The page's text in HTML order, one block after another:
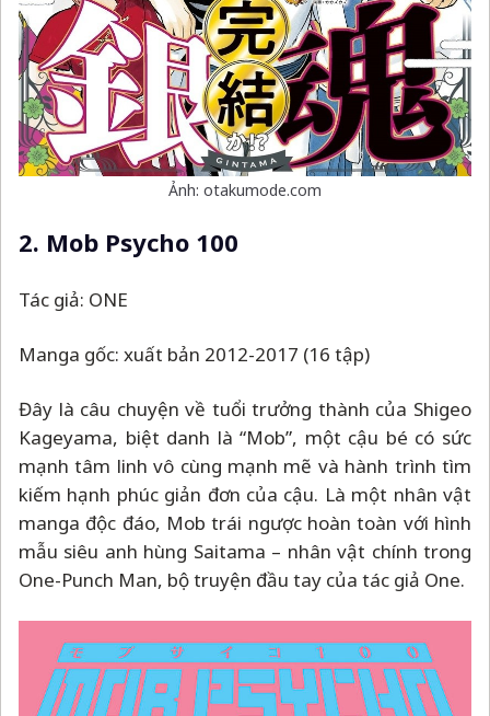
Ảnh: otakumode.com
2. Mob Psycho 100
Tác giả: ONE
Manga gốc: xuất bản 2012-2017 (16 tập)
Đây là câu chuyện về tuổi trưởng thành của Shigeo
Kageyama, biệt danh là “Mob”, một cậu bé có sức
mạnh tâm linh vô cùng mạnh mẽ và hành trình tìm
kiếm hạnh phúc giản đơn của cậu. Là một nhân vật
manga độc đáo, Mob trái ngược hoàn toàn với hình
mẫu siêu anh hùng Saitama – nhân vật chính trong
One-Punch Man, bộ truyện đầu tay của tác giả One.